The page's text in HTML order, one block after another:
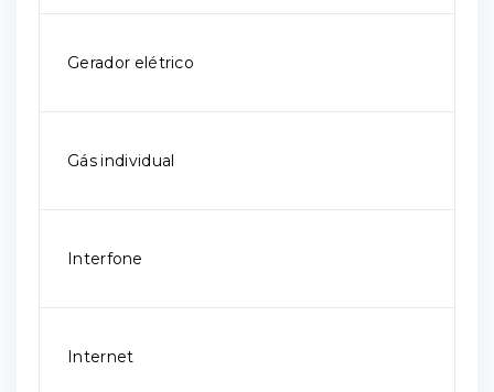
Gerador elétrico
Gás individual
Interfone
Internet